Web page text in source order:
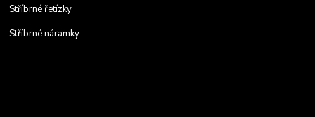
Stříbrné řetízky
Stříbrné náramky